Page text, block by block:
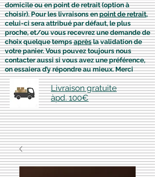
domicile ou en point de retrait (option à
choisir). Pour les livraisons enpoint de retrait,
celui-ci sera attribué par défaut, le plus
proche, et/ou vous recevrez une demande de
choix quelque tempsaprèsla validation de
votre panier. Vous pouvez toujours nous
contacter aussi si vous avez une préférence,
on essaiera d’y répondre au mieux. Merci
Livraison gratuite
àpd. 100€